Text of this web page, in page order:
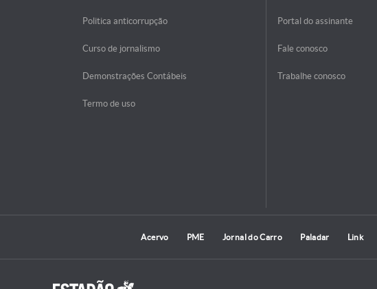
Politica anticorrupção
Curso de jornalismo
Demonstrações Contábeis
Termo de uso
Portal do assinante
Fale conosco
Trabalhe conosco
Acervo PME Jornal do Carro Paladar Link